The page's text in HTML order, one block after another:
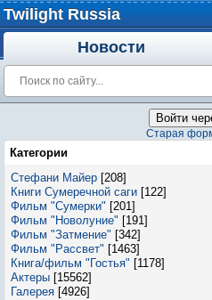
Twilight Russia
Новости
Войти
Старая
Категории
Стефани Майер [208]
Книги Сумеречной саги [122]
Фильм "Сумерки" [201]
Фильм "Новолуние" [191]
Фильм "Затмение" [342]
Фильм "Рассвет" [1463]
Книга/фильм "Гостья" [1178]
Актеры [15562]
Галерея [4926]